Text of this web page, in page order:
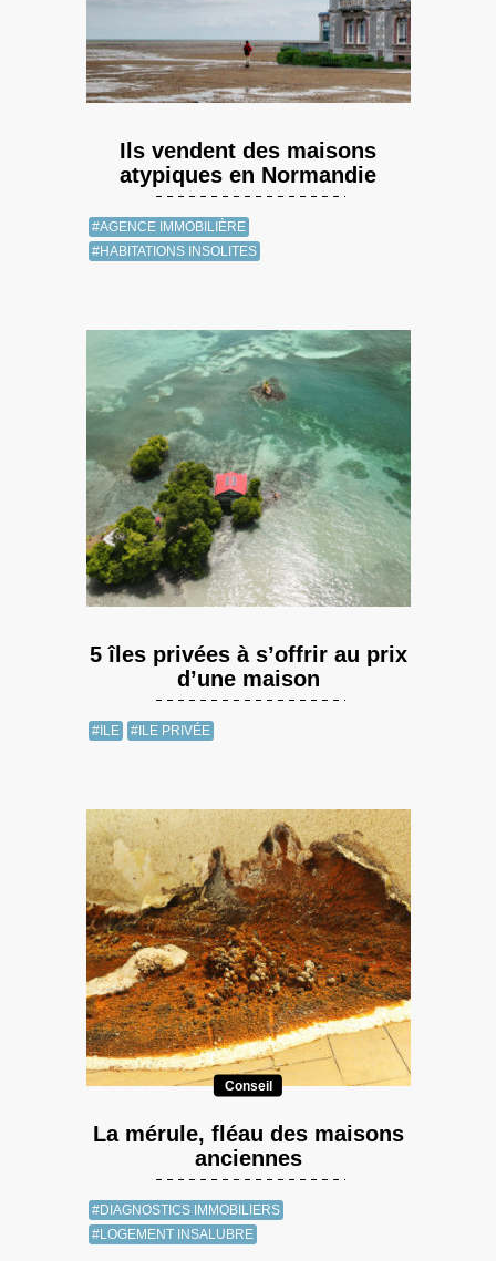
Ils vendent des maisons
atypiques en Normandie
#AGENCE IMMOBILIÈRE
#HABITATIONS INSOLITES
5 îles privées à s’offrir au prix
d’une maison
#ILE #ILE PRIVÉE
Conseil
La mérule, fléau des maisons
anciennes
#DIAGNOSTICS IMMOBILIERS
#LOGEMENT INSALUBRE